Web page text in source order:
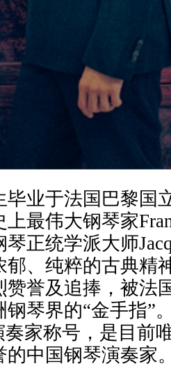
业于法国巴黎国
上最伟大钢琴家
正统学派大师
郁、纯粹的古典精
赞誉及追捧，被法
钢琴界的“金手指”
奏家称号，是目前
的中国钢琴演奏家